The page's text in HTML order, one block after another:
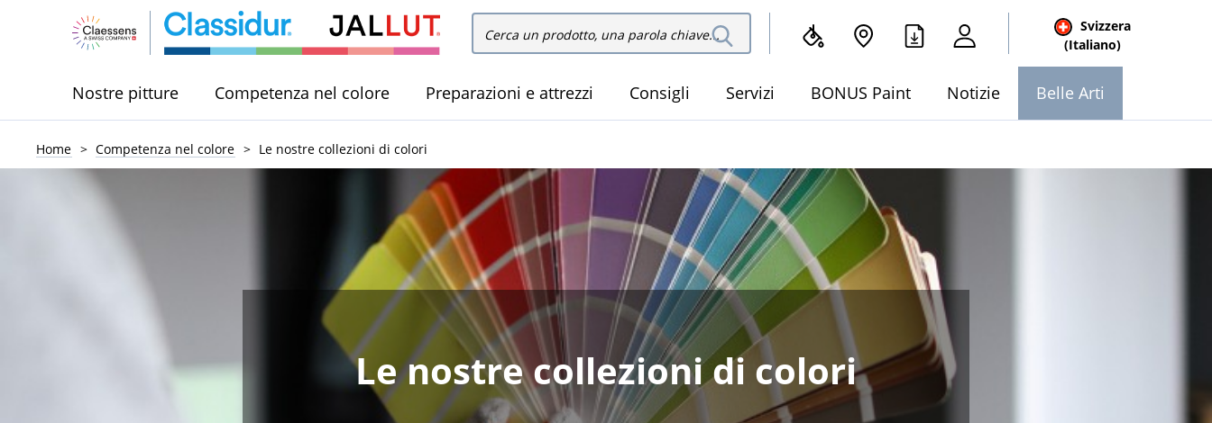
Cerca nel sito
nel
sito
Svizzera
(Italiano)
Nostre pitture Competenza nel colore Preparazioni e attrezzi Consigli Servizi BONUS Paint Notizie Belle Arti
Home Competenza nel colore Le nostre collezioni di colori
Le nostre collezioni di colori